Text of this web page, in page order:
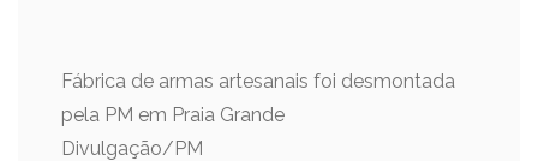
Fábrica de armas artesanais foi desmontada
pela PM em Praia Grande
Divulgação/PM